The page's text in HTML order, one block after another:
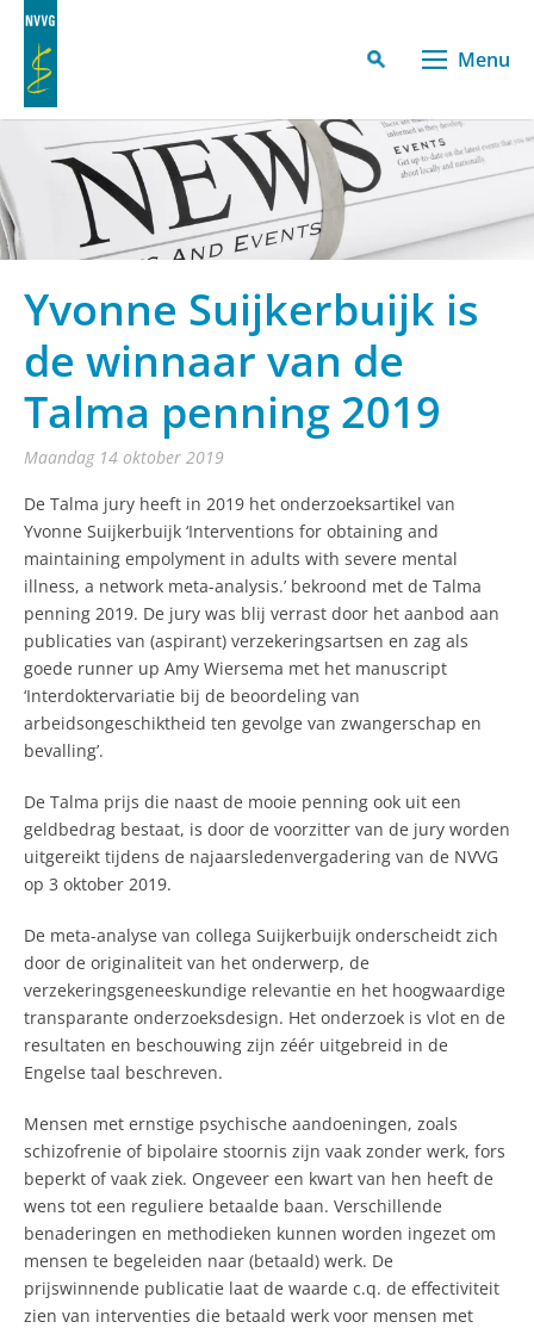
Menu
Yvonne Suijkerbuijk is
de winnaar van de
Talma penning 2019
maandag 14 oktober 2019
De Talma jury heeft in 2019 het onderzoeksartikel van
Yvonne Suijkerbuijk ‘Interventions for obtaining and
maintaining empolyment in adults with severe mental
illness, a network meta-analysis.’ bekroond met de Talma
penning 2019. De jury was blij verrast door het aanbod aan
publicaties van (aspirant) verzekeringsartsen en zag als
goede runner up Amy Wiersema met het manuscript
‘Interdoktervariatie bij de beoordeling van
arbeidsongeschiktheid ten gevolge van zwangerschap en
bevalling’.
De Talma prijs die naast de mooie penning ook uit een
geldbedrag bestaat, is door de voorzitter van de jury worden
uitgereikt tijdens de najaarsledenvergadering van de NVVG
op 3 oktober 2019.
De meta-analyse van collega Suijkerbuijk onderscheidt zich
door de originaliteit van het onderwerp, de
verzekeringsgeneeskundige relevantie en het hoogwaardige
transparante onderzoeksdesign. Het onderzoek is vlot en de
resultaten en beschouwing zijn zéér uitgebreid in de
Engelse taal beschreven.
Mensen met ernstige psychische aandoeningen, zoals
schizofrenie of bipolaire stoornis zijn vaak zonder werk, fors
beperkt of vaak ziek. Ongeveer een kwart van hen heeft de
wens tot een reguliere betaalde baan. Verschillende
benaderingen en methodieken kunnen worden ingezet om
mensen te begeleiden naar (betaald) werk. De
prijswinnende publicatie laat de waarde c.q. de effectiviteit
zien van interventies die betaald werk voor mensen met